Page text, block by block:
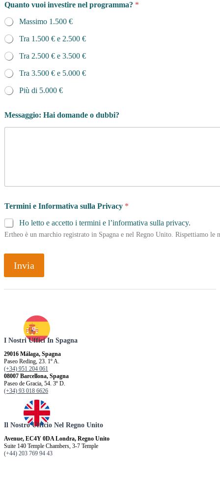
Quanto vuoi investire nel programma? *
Massimo 1.500 €
Tra 1.500 € e 2.500 €
Tra 2.500 € e 3.500 €
Tra 3.500 € e 5.000 €
Più di 5.000 €
Messaggio: Hai domande o dubbi?
Termini e Informativa sulla Privacy *
Ho letto e accetto i termini e l’informativa sulla privacy.
Ertheo è un marchio registrato in Spagna e nel Regno Unito. Rispettiamo
Invia
I Nostri Uffici In Spagna
29016 Málaga, Spagna
Paseo Reding, 23. 1º A.
(+34) 951 204 061
08007 Barcellona, ​​Spagna
Paseo de Gracia, 54. 3º D.
(+34) 93 018 6626
Il Nostro Ufficio Nel Regno Unito
Avenue, EC4Y 0DA Londra, Regno Unito
Suite 140 Temple Chambers, 3-7 Temple
(+44) 203 769 94 43